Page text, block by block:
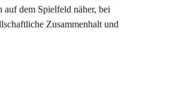
dem Spielfeld näher, bei
Zusammenhalt und